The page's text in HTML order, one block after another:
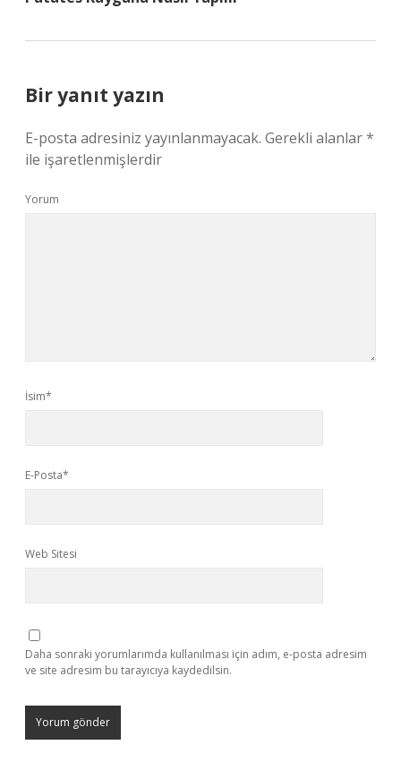
Bir yanıt yazın
E-posta adresiniz yayınlanmayacak. Gerekli alanlar*
ile işaretlenmişlerdir
Yorum
İsim*
E-Posta*
Web Sitesi
Daha sonraki yorumlarımda kullanılması için adım, e-posta adresim
ve site adresim bu tarayıcıya kaydedilsin.